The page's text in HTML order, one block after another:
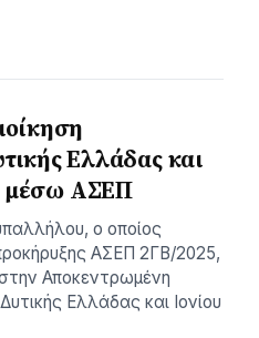
Ελλάδας και
μέσω ΑΣΕΠ
ο οποίος
ΑΣΕΠ 2ΓΒ/2025,
Αποκεντρωμένη
Ελλάδας και Ιονίου